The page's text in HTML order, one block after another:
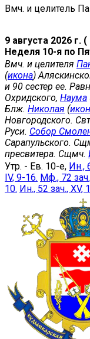
Вмч. и целитель
9 августа 2026 г.
Неделя 10-я по
Вмч. и целителя
(икона)
и 90 сестер ее.
Охридского, Наума
Блж. Николая (
Новгородского.
Руси. Собор
Сарапульского.
пресвитера. Сщмч.
Утр. - Ев. 10-е, Ин.,
IV, 9-16. Мф., 72
10. Ин., 52 зач., XV,